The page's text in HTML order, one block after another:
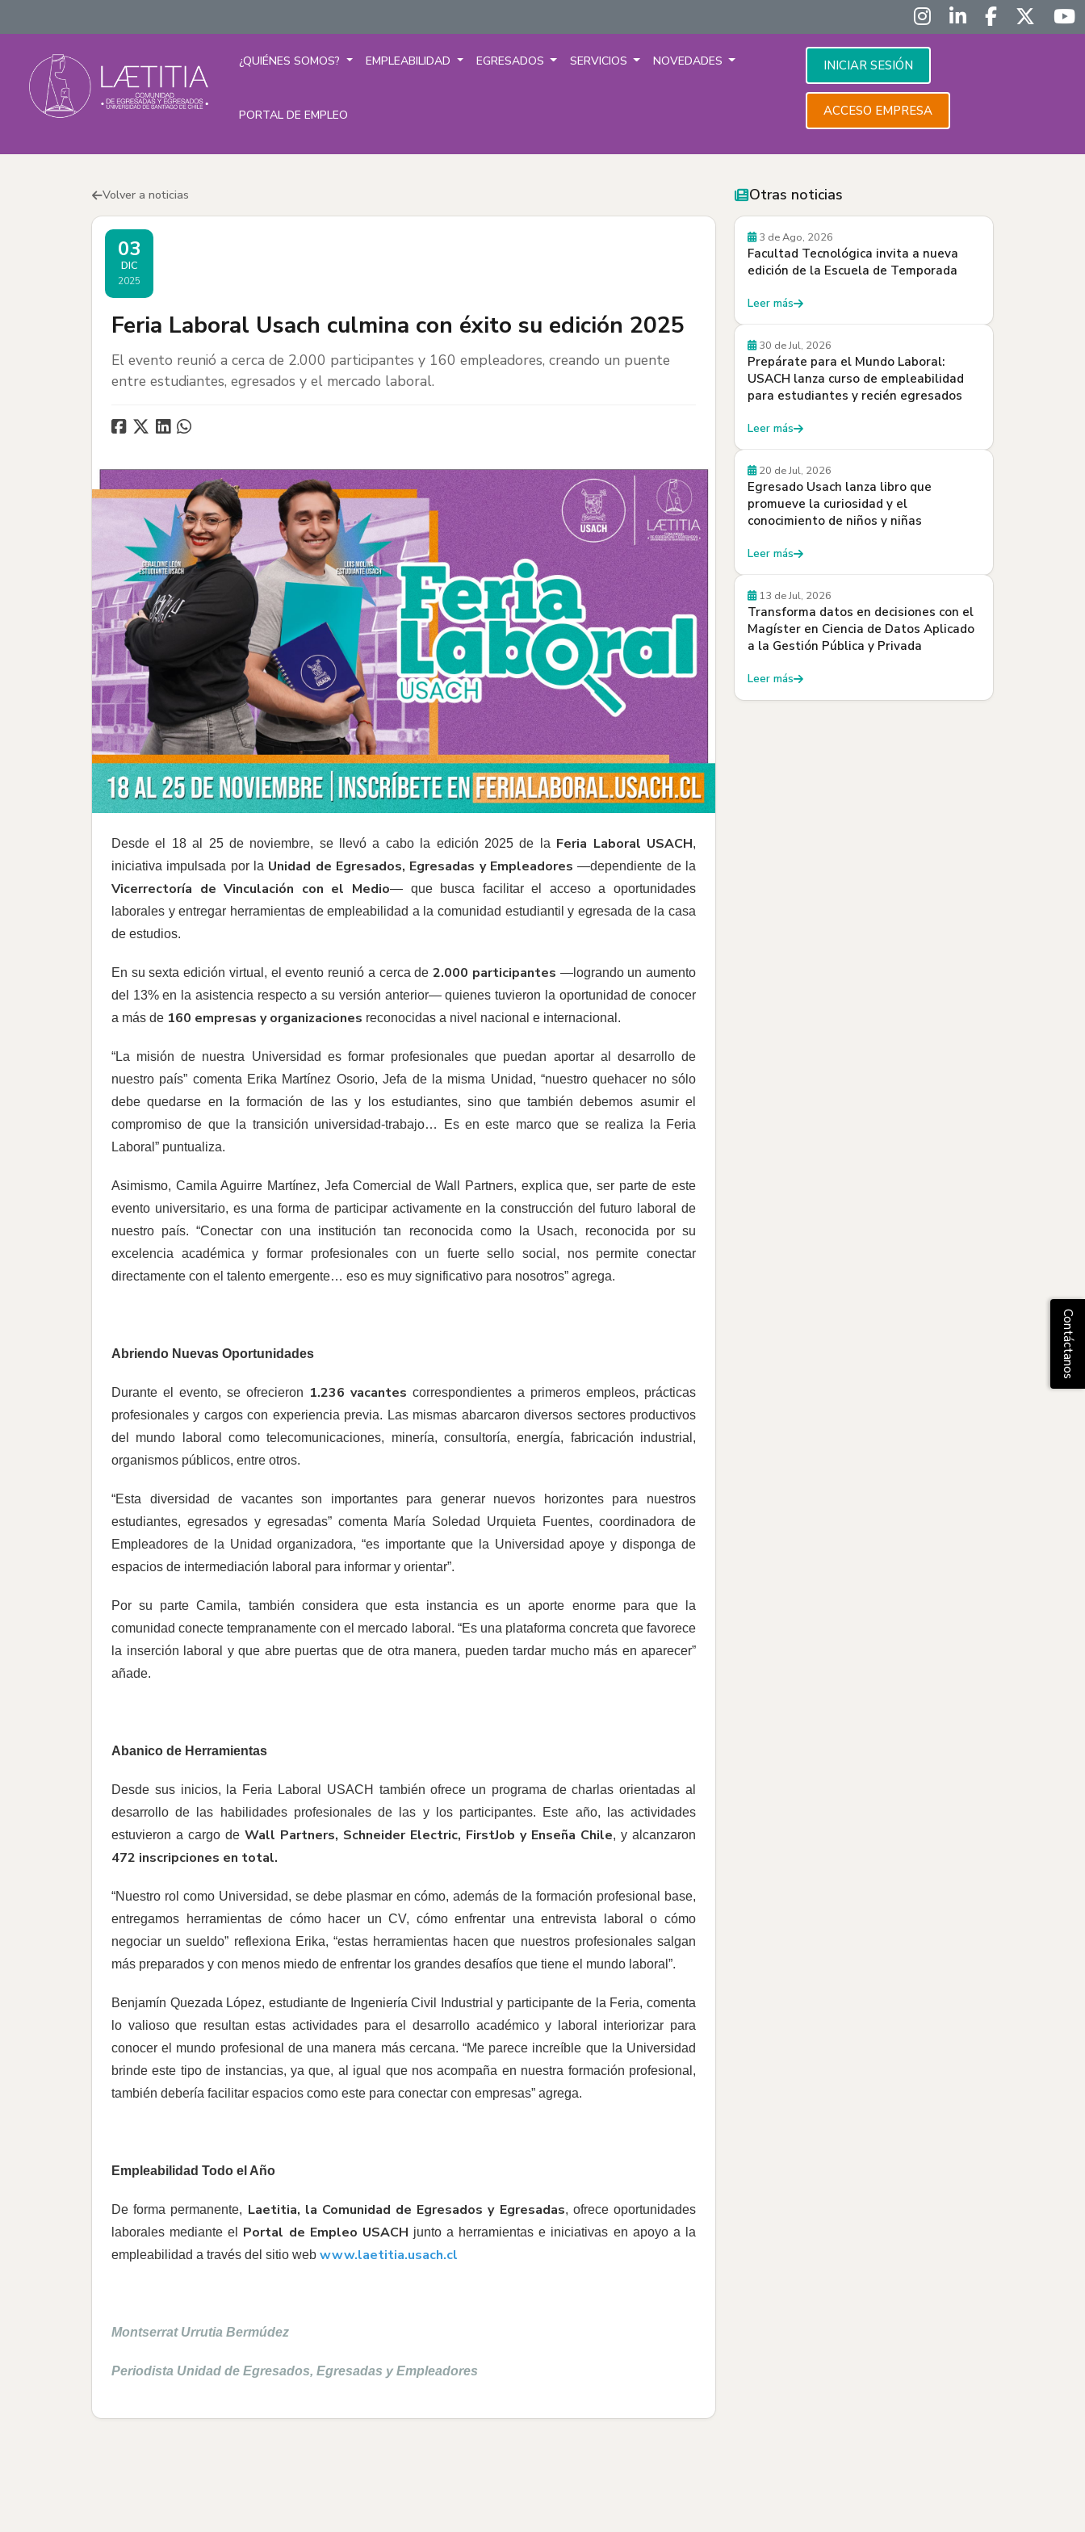
¿QUIÉNES SOMOS? EMPLEABILIDAD EGRESADOS SERVICIOS NOVEDADES
PORTAL DE EMPLEO
INICIAR SESIÓN
ACCESO EMPRESA
Volver a noticias
03
DIC
2025
Feria Laboral Usach culmina con éxito su edición 2025
El evento reunió a cerca de 2.000 participantes y 160 empleadores, creando un puente
entre estudiantes, egresados y el mercado laboral.
Desde el 18 al 25 de noviembre, se llevó a cabo la edición 2025 de la Feria Laboral USACH,
iniciativa impulsada por la Unidad de Egresados, Egresadas y Empleadores —dependiente de la
Vicerrectoría de Vinculación con el Medio— que busca facilitar el acceso a oportunidades
laborales y entregar herramientas de empleabilidad a la comunidad estudiantil y egresada de la casa
de estudios.
En su sexta edición virtual, el evento reunió a cerca de2.000 participantes —logrando un aumento
del 13% en la asistencia respecto a su versión anterior— quienes tuvieron la oportunidad de conocer
a más de 160 empresas y organizaciones reconocidas a nivel nacional e internacional.
“La misión de nuestra Universidad es formar profesionales que puedan aportar al desarrollo de
nuestro país” comenta Erika Martínez Osorio, Jefa de la misma Unidad, “nuestro quehacer no sólo
debe quedarse en la formación de las y los estudiantes, sino que también debemos asumir el
compromiso de que la transición universidad-trabajo… Es en este marco que se realiza la Feria
Laboral” puntualiza.
Asimismo, Camila Aguirre Martínez, Jefa Comercial de Wall Partners, explica que, ser parte de este
evento universitario, es una forma de participar activamente en la construcción del futuro laboral de
nuestro país. “Conectar con una institución tan reconocida como la Usach, reconocida por su
excelencia académica y formar profesionales con un fuerte sello social, nos permite conectar
directamente con el talento emergente… eso es muy significativo para nosotros” agrega.
Abriendo Nuevas Oportunidades
Durante el evento, se ofrecieron 1.236 vacantes correspondientes a primeros empleos, prácticas
profesionales y cargos con experiencia previa. Las mismas abarcaron diversos sectores productivos
del mundo laboral como telecomunicaciones, minería, consultoría, energía, fabricación industrial,
organismos públicos, entre otros.
“Esta diversidad de vacantes son importantes para generar nuevos horizontes para nuestros
estudiantes, egresados y egresadas” comenta María Soledad Urquieta Fuentes, coordinadora de
Empleadores de la Unidad organizadora, “es importante que la Universidad apoye y disponga de
espacios de intermediación laboral para informar y orientar”.
Por su parte Camila, también considera que esta instancia es un aporte enorme para que la
comunidad conecte tempranamente con el mercado laboral. “Es una plataforma concreta que favorece
la inserción laboral y que abre puertas que de otra manera, pueden tardar mucho más en aparecer”
añade.
Abanico de Herramientas
Desde sus inicios, la Feria Laboral USACH también ofrece un programa de charlas orientadas al
desarrollo de las habilidades profesionales de las y los participantes. Este año, las actividades
estuvieron a cargo de Wall Partners, Schneider Electric, FirstJob y Enseña Chile, y alcanzaron
472 inscripciones en total.
“Nuestro rol como Universidad, se debe plasmar en cómo, además de la formación profesional base,
entregamos herramientas de cómo hacer un CV, cómo enfrentar una entrevista laboral o cómo
negociar un sueldo” reflexiona Erika, “estas herramientas hacen que nuestros profesionales salgan
más preparados y con menos miedo de enfrentar los grandes desafíos que tiene el mundo laboral”.
Benjamín Quezada López, estudiante de Ingeniería Civil Industrial y participante de la Feria, comenta
lo valioso que resultan estas actividades para el desarrollo académico y laboral interiorizar para
conocer el mundo profesional de una manera más cercana. “Me parece increíble que la Universidad
brinde este tipo de instancias, ya que, al igual que nos acompaña en nuestra formación profesional,
también debería facilitar espacios como este para conectar con empresas” agrega.
Empleabilidad Todo el Año
De forma permanente, Laetitia, la Comunidad de Egresados y Egresadas, ofrece oportunidades
laborales mediante el Portal de Empleo USACH junto a herramientas e iniciativas en apoyo a la
empleabilidad a través del sitio web www.laetitia.usach.cl
Montserrat Urrutia Bermúdez
Periodista Unidad de Egresados, Egresadas y Empleadores
Otras noticias
Convocatorias
3 de Ago, 2026
Facultad Tecnológica invita a nueva
edición de la Escuela de Temporada
Leer más
30 de Jul, 2026
Prepárate para el Mundo Laboral:
USACH lanza curso de empleabilidad
para estudiantes y recién egresados
Leer más
Egresados y Egresadas
20 de Jul, 2026
Egresado Usach lanza libro que
promueve la curiosidad y el
conocimiento de niños y niñas
Leer más
Beneficios
13 de Jul, 2026
Transforma datos en decisiones con el
Magíster en Ciencia de Datos Aplicado
a la Gestión Pública y Privada
Leer más
Contáctanos